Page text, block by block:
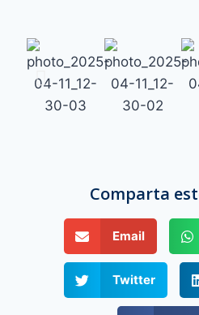
Vinos Valencia
Comparta
Email
Twitter